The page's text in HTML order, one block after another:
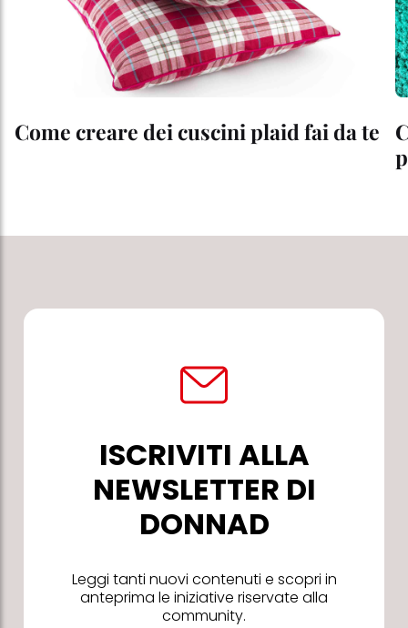
Come creare dei cuscini plaid fai da te
ISCRIVITI ALLA
NEWSLETTER DI
DONNAD
Leggi tanti nuovi contenuti e scopri in
anteprima le iniziative riservate alla
community.